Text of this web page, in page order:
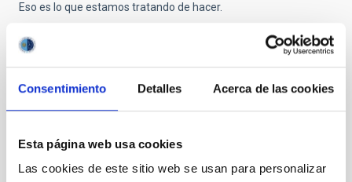
Consentimiento Detalles Acerca de las cookies
Esta página web usa cookies
Las cookies de este sitio web se usan para personalizar
Eso es lo que estamos tratando de hacer.
P: ¿Cree que se resolverán los problemas en Hawái para
poder instalar allí el TMT o que este telescopio se instalará
finalmente en La Palma?
R: Es una pregunta difícil... Soy lo suficientemente mayor como
para saber y comprender que los problemas más difíciles de la
tecnología, ni siquiera con la teoría, los cálculos o el análisis de
ninguno de los astrónomos -aunque yo no paso mucho tiempo